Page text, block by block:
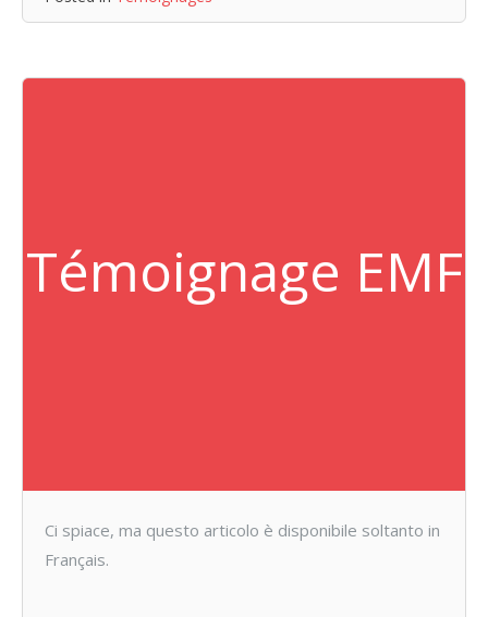
Témoignage EMF
Ci spiace, ma questo articolo è disponibile soltanto in
Français.